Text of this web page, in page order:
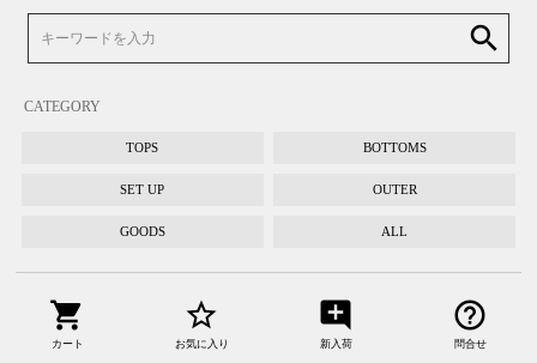
search
CATEGORY
TOPS BOTTOMS
SET UP OUTER
GOODS ALL
shopping_cart
カート
star_border
お気に入り
add_comment
新入荷
help_outline
問合せ